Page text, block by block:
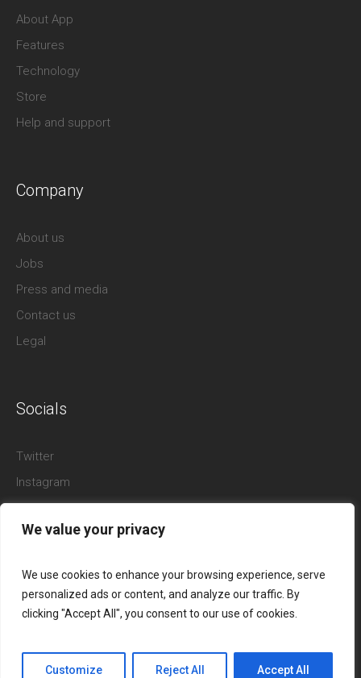
We value your privacy
We use cookies to enhance your browsing experience, serve
personalized ads or content, and analyze our traffic. By
clicking "Accept All", you consent to our use of cookies.
Customize Reject All Accept All
About App
Features
Technology
Store
Help and support
Company
About us
Jobs
Press and media
Contact us
Legal
Socials
Twitter
Instagram
Facebook
YouTube